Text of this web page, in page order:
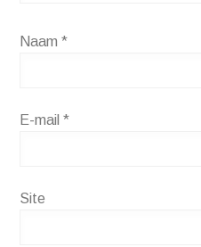
Naam*
E-mail*
Site